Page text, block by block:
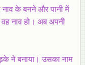
के बनने और पानी में
नाव हो। अब अपनी
ने बनाया। उसका नाम